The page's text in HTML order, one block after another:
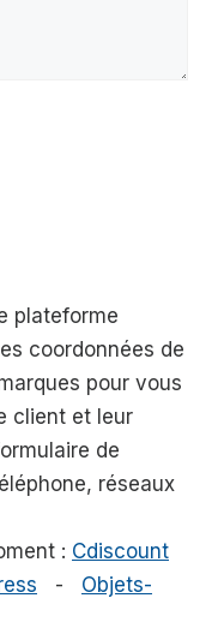
plateforme
coordonnées de
pour vous
client et leur
de
réseaux
: Cdiscount
- Objets-